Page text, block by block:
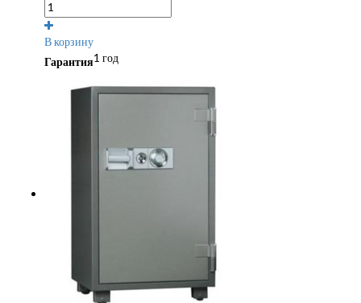
В корзину
Гарантия1 год